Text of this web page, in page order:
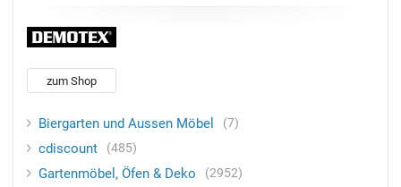
zum Shop
Biergarten und Aussen Möbel 7
cdiscount 485
Gartenmöbel, Öfen & Deko 2952